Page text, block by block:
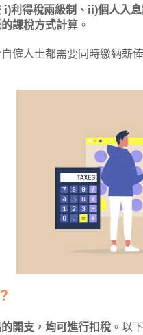
i)利得稅兩級制、ii)個人入
課稅方式計算。
僱人士都需要同時繳納薪
開支，均可進行扣稅 。以